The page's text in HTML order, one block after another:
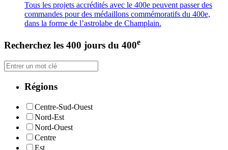
Tous les projets accrédités avec le 400e peuvent passer des
commandes pour des médaillons commémoratifs du 400e,
dans la forme de l’astrolabe de Champlain.
Recherchez les 400 jours du 400e
Régions
Centre-Sud-Ouest
Nord-Est
Nord-Ouest
Centre
Est